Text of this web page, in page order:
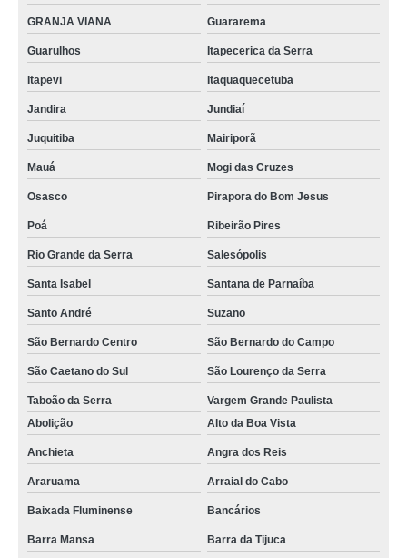
GRANJA VIANA Guararema
Guarulhos Itapecerica da Serra
Itapevi Itaquaquecetuba
Jandira Jundiaí
Juquitiba Mairiporã
Mauá Mogi das Cruzes
Osasco Pirapora do Bom Jesus
Poá Ribeirão Pires
Rio Grande da Serra Salesópolis
Santa Isabel Santana de Parnaíba
Santo André Suzano
São Bernardo Centro São Bernardo do Campo
São Caetano do Sul São Lourenço da Serra
Taboão da Serra
Vargem Grande Paulista
Abolição
Alto da Boa Vista
Anchieta Angra dos Reis
Araruama Arraial do Cabo
Baixada Fluminense Bancários
Barra Mansa Barra da Tijuca